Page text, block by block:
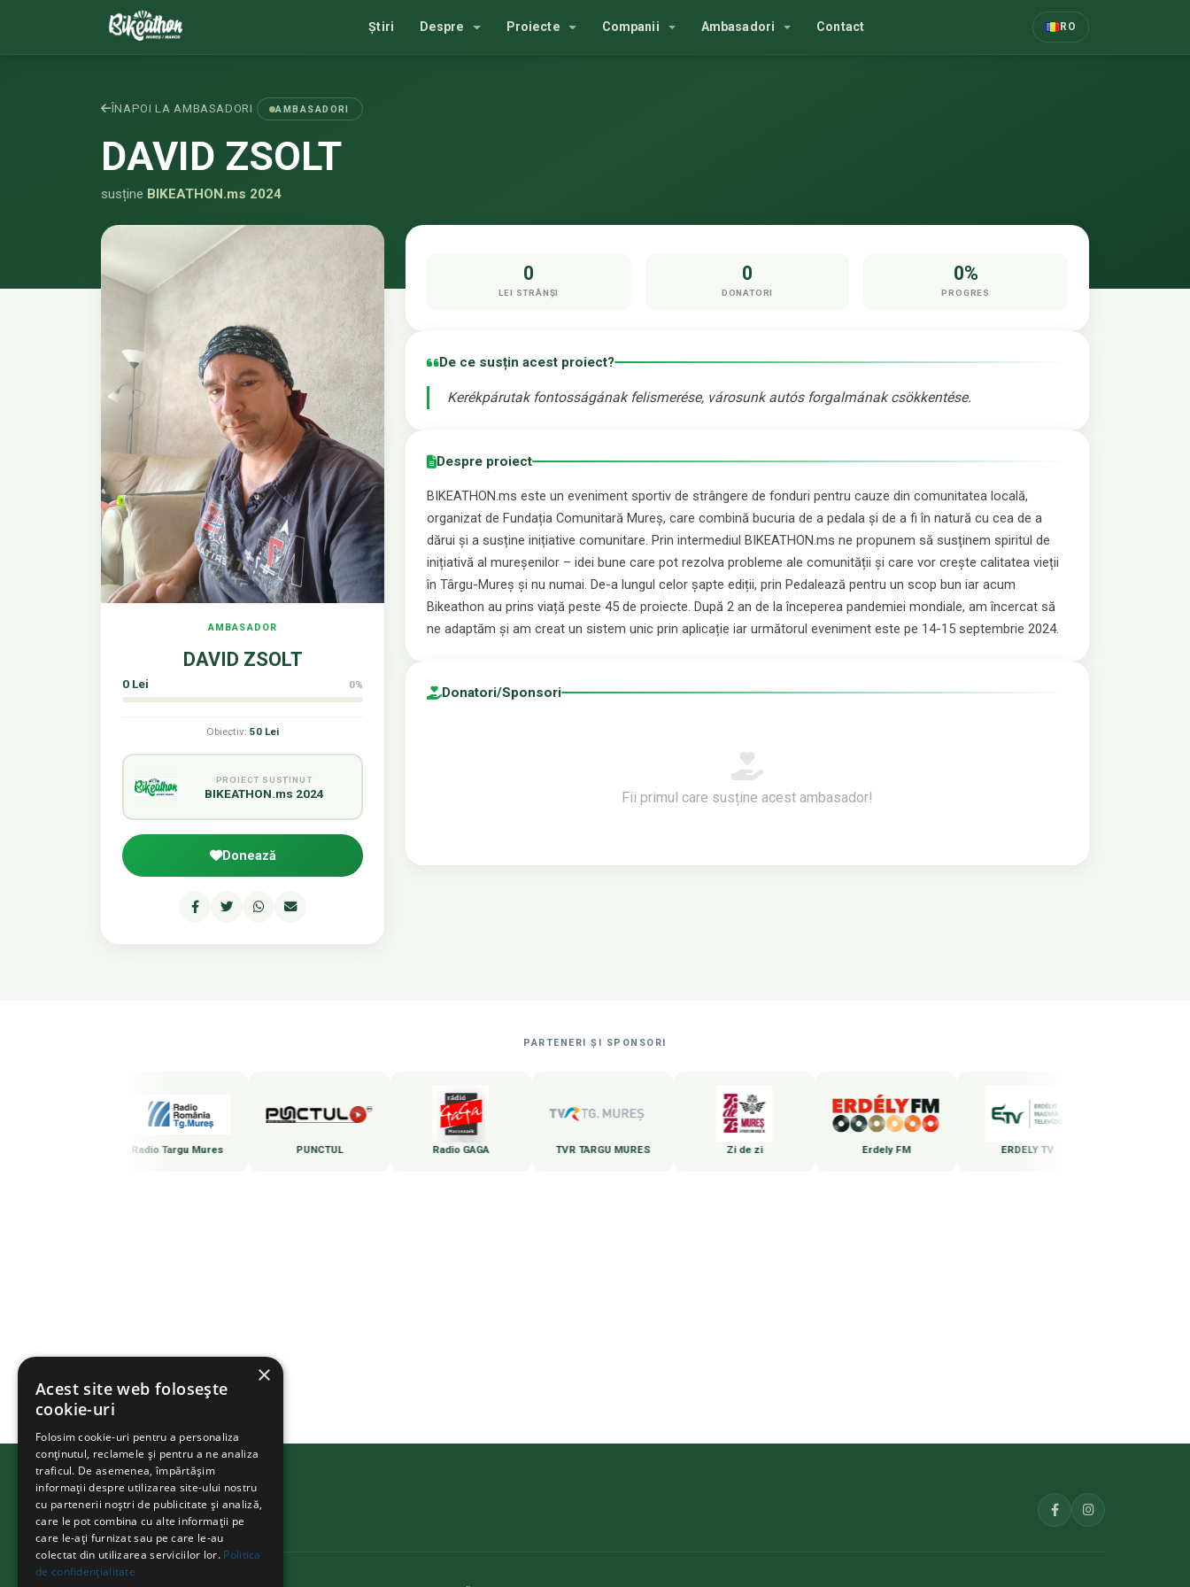
Știri Despre Proiecte Companii Ambasadori Contact RO
ÎNAPOI LA AMBASADORI AMBASADORI
DAVID ZSOLT
susține BIKEATHON.ms 2024
AMBASADOR
DAVID ZSOLT
0 Lei 0%
Obiectiv: 50 Lei
PROIECT SUSȚINUT
BIKEATHON.ms 2024
Donează
0
LEI STRÂNȘI
0
DONATORI
0%
PROGRES
De ce susțin acest proiect?
Kerékpárutak fontosságának felismerése, városunk autós forgalmának csökkentése.
Despre proiect
BIKEATHON.ms este un eveniment sportiv de strângere de fonduri pentru cauze din comunitatea locală,
organizat de Fundația Comunitară Mureș, care combină bucuria de a pedala și de a fi în natură cu cea de a
dărui și a susține inițiative comunitare. Prin intermediul BIKEATHON.ms ne propunem să susținem spiritul de
inițiativă al mureșenilor – idei bune care pot rezolva probleme ale comunității și care vor crește calitatea vieții
în Târgu-Mureș și nu numai. De-a lungul celor șapte ediții, prin Pedalează pentru un scop bun iar acum
Bikeathon au prins viață peste 45 de proiecte. După 2 an de la începerea pandemiei mondiale, am încercat să
ne adaptăm și am creat un sistem unic prin aplicație iar următorul eveniment este pe 14-15 septembrie 2024.
⁠Donatori/Sponsori
Fii primul care susține acest ambasador!
PARTENERI ȘI SPONSORI
Radio Targu Mures PUNCTUL Radio GAGA TVR TARGU MURES Zi de zi Erdely FM ERDELY TV
BIKEATHON.ms
×
Acest site web folosește
cookie-uri
Folosim cookie-uri pentru a personaliza
conținutul, reclamele și pentru a ne analiza
traficul. De asemenea, împărtășim
informații despre utilizarea site-ului nostru
cu partenerii noștri de publicitate și analiză,
care le pot combina cu alte informații pe
care le-ați furnizat sau pe care le-au
colectat din utilizarea serviciilor lor. Politica
de confidențialitate